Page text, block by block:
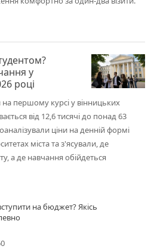
у
році
на першому курсі у вінницьких
від 12,6 тисячі до понад 63
ціни на денній формі
міста та з'ясували, де
а де навчання обійдеться
на бюджет? Якісь